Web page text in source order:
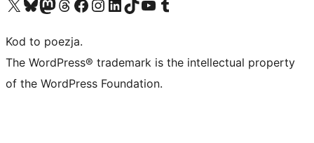
Odwiedź nasze konto X (dawniej Twitter)
Odwiedź nasze konto Bluesky
Odwiedź nasze konto na Mastodoncie
Odwiedź naszego Threadsa
Odwiedź naszego Facebooka
Odwiedź nasze konto na Instagramie
Odwiedź nasze konto na LinkedIn
Odwiedź naszego TikToka
Odwiedź nasz kanał YouTube
Odwiedź naszego Tumblra
Kod to poezja.
The WordPress® trademark is the intellectual property
of the WordPress Foundation.